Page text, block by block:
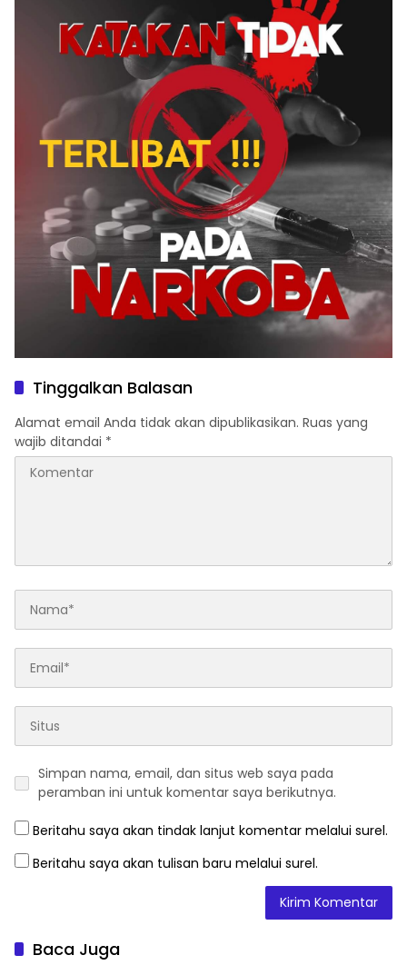
Tinggalkan Balasan
Alamat email Anda tidak akan dipublikasikan. Ruas yang
wajib ditandai *
Simpan nama, email, dan situs web saya pada
peramban ini untuk komentar saya berikutnya.
Beritahu saya akan tindak lanjut komentar melalui surel.
Beritahu saya akan tulisan baru melalui surel.
Baca Juga